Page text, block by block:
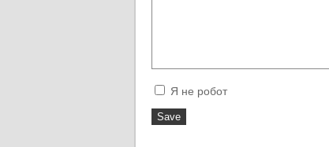
Я не робот